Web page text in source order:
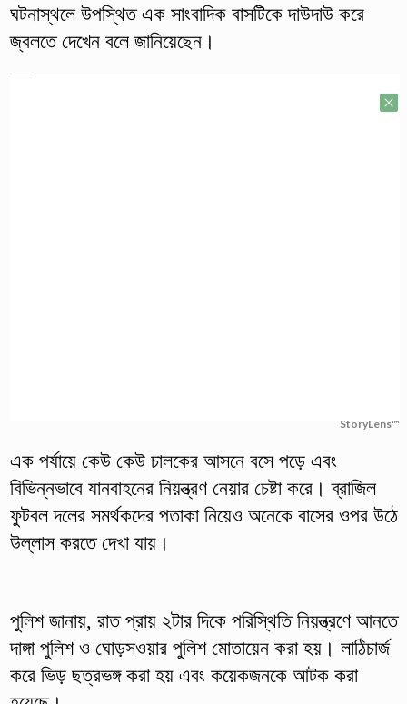
ঘটনাস্থলে উপস্থিত এক সাংবাদিক বাসটিকে দাউদাউ করে
জ্বলতে দেখেন বলে জানিয়েছেন।
StoryLens™
এক পর্যায়ে কেউ কেউ চালকের আসনে বসে পড়ে এবং
বিভিন্নভাবে যানবাহনের নিয়ন্ত্রণ নেয়ার চেষ্টা করে। ব্রাজিল
ফুটবল দলের সমর্থকদের পতাকা নিয়েও অনেকে বাসের ওপর উঠে
উল্লাস করতে দেখা যায়।
পুলিশ জানায়, রাত প্রায় ২টার দিকে পরিস্থিতি নিয়ন্ত্রণে আনতে
দাঙ্গা পুলিশ ও ঘোড়সওয়ার পুলিশ মোতায়েন করা হয়। লাঠিচার্জ
করে ভিড় ছত্রভঙ্গ করা হয় এবং কয়েকজনকে আটক করা